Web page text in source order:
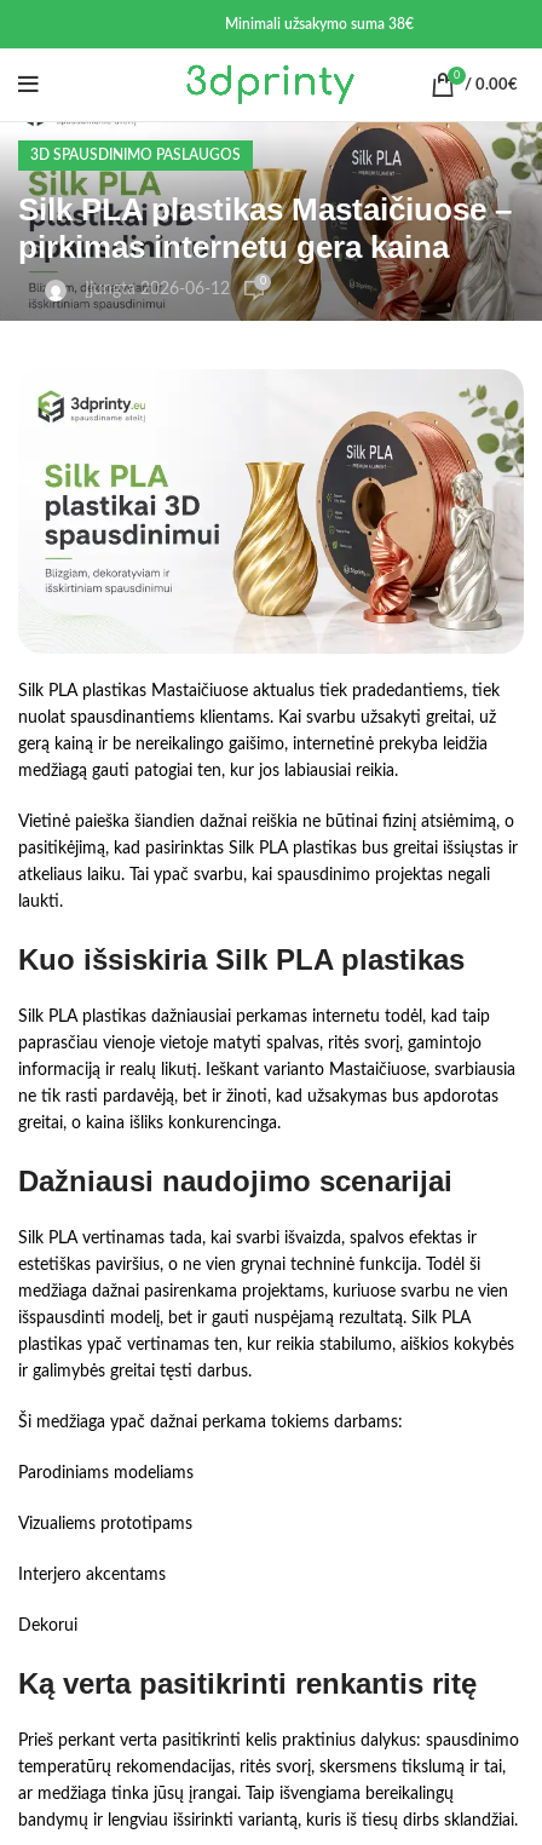
Minimali užsakymo suma 38€
0
/ 0.00€
3D SPAUSDINIMO PASLAUGOS
Silk PLA plastikas Mastaičiuose –
pirkimas internetu gera kaina
Įjungta 2026-06-12 0
Silk PLA plastikas Mastaičiuose aktualus tiek pradedantiems, tiek
nuolat spausdinantiems klientams. Kai svarbu užsakyti greitai, už
gerą kainą ir be nereikalingo gaišimo, internetinė prekyba leidžia
medžiagą gauti patogiai ten, kur jos labiausiai reikia.
Vietinė paieška šiandien dažnai reiškia ne būtinai fizinį atsiėmimą, o
pasitikėjimą, kad pasirinktas Silk PLA plastikas bus greitai išsiųstas ir
atkeliaus laiku. Tai ypač svarbu, kai spausdinimo projektas negali
laukti.
Kuo išsiskiria Silk PLA plastikas
Silk PLA plastikas dažniausiai perkamas internetu todėl, kad taip
paprasčiau vienoje vietoje matyti spalvas, ritės svorį, gamintojo
informaciją ir realų likutį. Ieškant varianto Mastaičiuose, svarbiausia
ne tik rasti pardavėją, bet ir žinoti, kad užsakymas bus apdorotas
greitai, o kaina išliks konkurencinga.
Dažniausi naudojimo scenarijai
Silk PLA vertinamas tada, kai svarbi išvaizda, spalvos efektas ir
estetiškas paviršius, o ne vien grynai techninė funkcija. Todėl ši
medžiaga dažnai pasirenkama projektams, kuriuose svarbu ne vien
išspausdinti modelį, bet ir gauti nuspėjamą rezultatą. Silk PLA
plastikas ypač vertinamas ten, kur reikia stabilumo, aiškios kokybės
ir galimybės greitai tęsti darbus.
Ši medžiaga ypač dažnai perkama tokiems darbams:
Parodiniams modeliams
Vizualiems prototipams
Interjero akcentams
Dekorui
Ką verta pasitikrinti renkantis ritę
Prieš perkant verta pasitikrinti kelis praktinius dalykus: spausdinimo
temperatūrų rekomendacijas, ritės svorį, skersmens tikslumą ir tai,
ar medžiaga tinka jūsų įrangai. Taip išvengiama bereikalingų
bandymų ir lengviau išsirinkti variantą, kuris iš tiesų dirbs sklandžiai.